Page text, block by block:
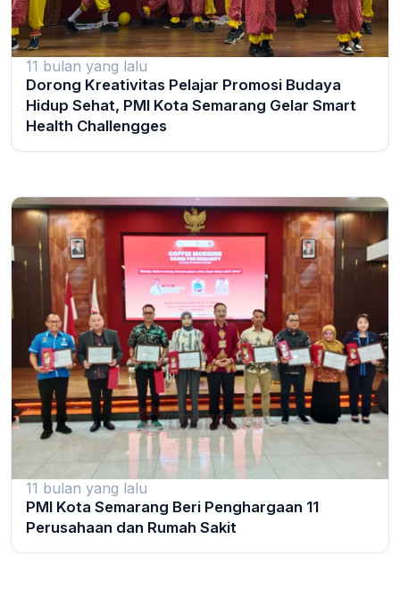
11 bulan yang lalu
Dorong Kreativitas Pelajar Promosi Budaya
Hidup Sehat, PMI Kota Semarang Gelar Smart
Health Challengges
11 bulan yang lalu
PMI Kota Semarang Beri Penghargaan 11
Perusahaan dan Rumah Sakit